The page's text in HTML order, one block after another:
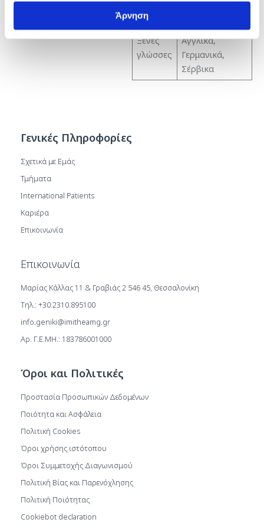
Άρνηση
Ξένες
γλώσσες
Αγγλικά,
Γερμανικά,
Σέρβικα
Γενικές Πληροφορίες
Σχετικά με Εμάς
Τμήματα
International Patients
Καριέρα
Επικοινωνία
Επικοινωνία
Μαρίας Κάλλας 11 & Γραβιάς 2 546 45, Θεσσαλονίκη
Τηλ.: +30.2310.895100
info.geniki@imitheamg.gr
Αρ. Γ.Ε.ΜΗ.: 183786001000
Όροι και Πολιτικές
Προστασία Προσωπικών Δεδομένων
Ποιότητα και Ασφάλεια
Πολιτική Cookies
Όροι χρήσης ιστότοπου
Όροι Συμμετοχής Διαγωνισμού
Πολιτική Βίας και Παρενόχλησης
Πολιτική Ποιότητας
Cookiebot declaration